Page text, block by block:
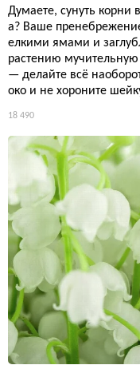
Думаете, сунуть корни
а? Ваше
елкими ямами и
растению мучительную
— делайте всё
око и не хороните
18 490